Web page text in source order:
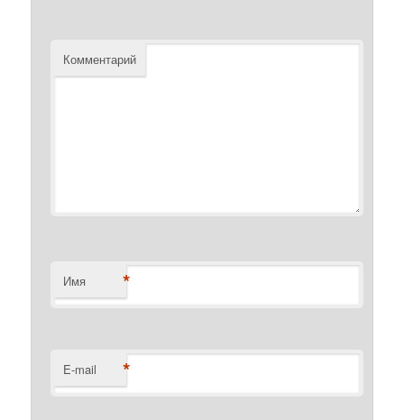
Комментарий
Имя *
E-mail *